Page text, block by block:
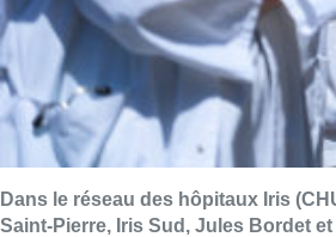
Dans le réseau des hôpitaux Iris
Saint-Pierre, Iris Sud, Jules Bordet